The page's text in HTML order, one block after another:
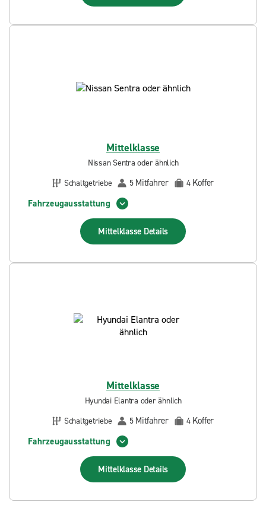
Mittelklasse
Nissan Sentra oder ähnlich
Schaltgetriebe
5 Mitfahrer 4 Koffer
Fahrzeugausstattung
Mittelklasse Details
Mittelklasse
Hyundai Elantra oder ähnlich
Schaltgetriebe
5 Mitfahrer 4 Koffer
Fahrzeugausstattung
Mittelklasse Details